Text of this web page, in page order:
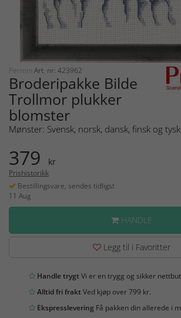
Permin Art. nr: 423962
Broderipakke Bilde
Trollmor plukker
blomster
Mønster: Svensk, norsk, dansk, finsk og
379 kr
Prishistorikk
Bestillingsvare, sendes tidligst
11 Aug
HANDLE
Legg til i Favoritter
Handle trygtVi er en trygg og sikker
Alltid fri fraktVed kjøp over 799 kr.
Ekspresslevering Få pakken din allerede i